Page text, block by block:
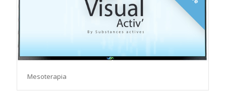
Mesoterapia